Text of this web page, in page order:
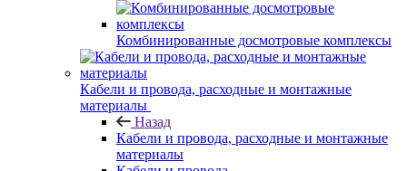
Комбинированные досмотровые комплексы
Кабели и провода, расходные и монтажные
материалы
Назад
Кабели и провода, расходные и монтажные
материалы